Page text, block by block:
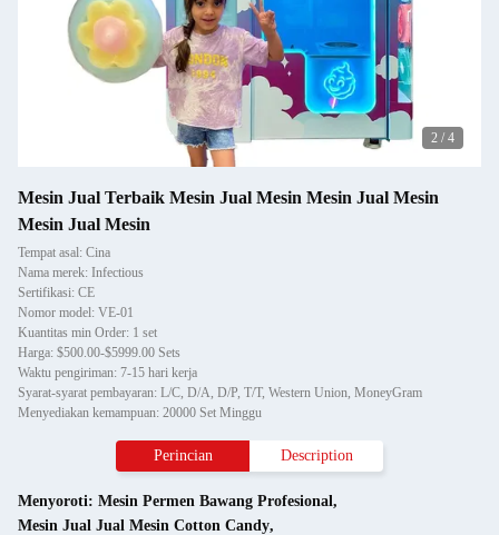
2 / 4
Mesin Jual Terbaik Mesin Jual Mesin Mesin Jual Mesin
Mesin Jual Mesin
Tempat asal: Cina
Nama merek: Infectious
Sertifikasi: CE
Nomor model: VE-01
Kuantitas min Order: 1 set
Harga: $500.00-$5999.00 Sets
Waktu pengiriman: 7-15 hari kerja
Syarat-syarat pembayaran: L/C, D/A, D/P, T/T, Western Union, MoneyGram
Menyediakan kemampuan: 20000 Set Minggu
Perincian Description
Menyoroti: Mesin Permen Bawang Profesional,
Mesin Jual Jual Mesin Cotton Candy,